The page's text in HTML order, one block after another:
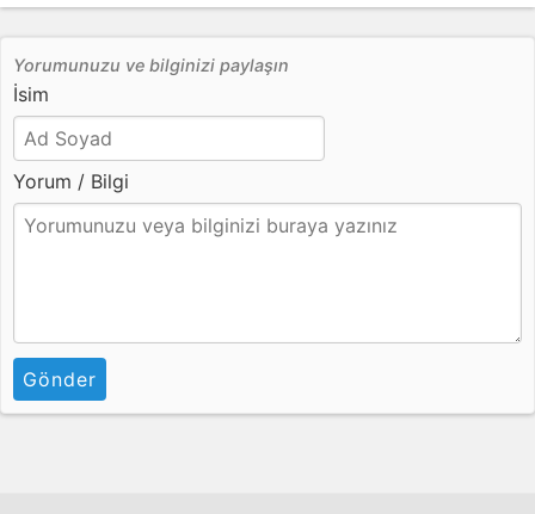
Yorumunuzu ve bilginizi paylaşın
İsim
Yorum / Bilgi
Gönder